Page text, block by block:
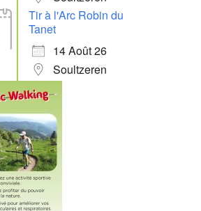
Tir à l'Arc Robin du
Tanet
14 Août 26
Soultzeren